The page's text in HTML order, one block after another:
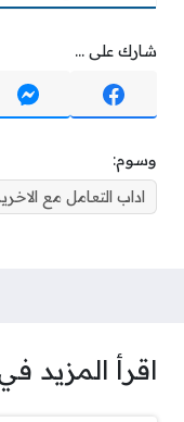
شارك على ...
وسوم:
اداب التعامل مع
اقرأ المزيد